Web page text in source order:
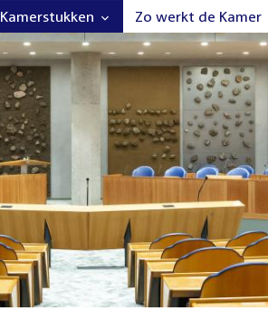
Kamerstukken Zo werkt de Kamer